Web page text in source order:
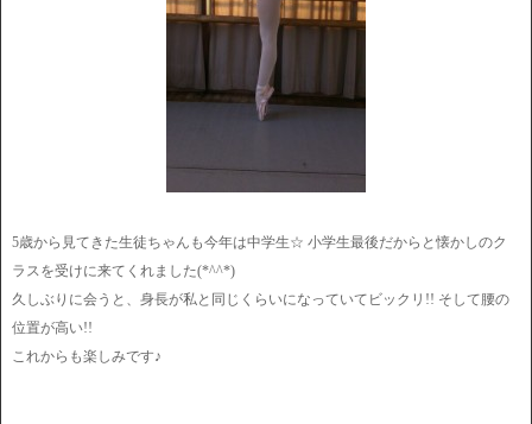
5歳から見てきた生徒ちゃんも今年は中学生☆ 小学生最後だからと懐かしのク
ラスを受けに来てくれました(*^^*)
久しぶりに会うと、身長が私と同じくらいになっていてビックリ!! そして腰の
位置が高い!!
これからも楽しみです♪